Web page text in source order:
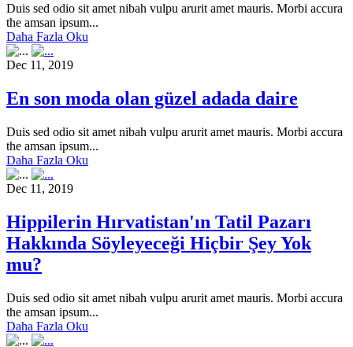
Duis sed odio sit amet nibah vulpu arurit amet mauris. Morbi accura
the amsan ipsum...
Daha Fazla Oku
Dec 11, 2019
En son moda olan güzel adada daire
Duis sed odio sit amet nibah vulpu arurit amet mauris. Morbi accura
the amsan ipsum...
Daha Fazla Oku
Dec 11, 2019
Hippilerin Hırvatistan'ın Tatil Pazarı
Hakkında Söyleyeceği Hiçbir Şey Yok
mu?
Duis sed odio sit amet nibah vulpu arurit amet mauris. Morbi accura
the amsan ipsum...
Daha Fazla Oku